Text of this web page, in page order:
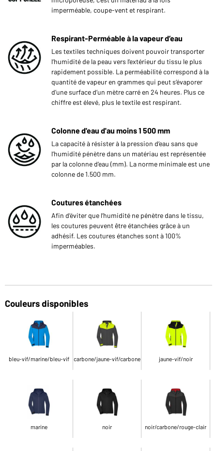
imperméable, coupe-vent et respirant.
Respirant-Perméable à la vapeur d’eau
Les textiles techniques doivent pouvoir transporter
l‘humidité de la peau vers l‘extérieur du tissu le plus
rapidement possible. La perméabilité correspond à la
quantité de vapeur en grammes qui peut s‘évaporer
d‘une surface d‘un mètre carré en 24 heures. Plus ce
chiffre est élevé, plus le textile est respirant.
Colonne d'eau d'au moins 1 500 mm
La capacité à résister à la pression d‘eau sans que
l‘humidité pénètre dans un matériau est représentée
par la colonne d‘eau (mm). La norme minimale est une
colonne de 1.500 mm.
Coutures étanchées
Afin d‘éviter que l‘humidité ne pénètre dans le tissu,
les coutures peuvent être étanchées grâce à un
adhésif. Les coutures étanches sont à 100%
imperméables.
Couleurs disponibles
bleu-vif/marine/bleu-vif carbone/jaune-vif/carbone jaune-vif/noir
marine noir noir/carbone/rouge-clair